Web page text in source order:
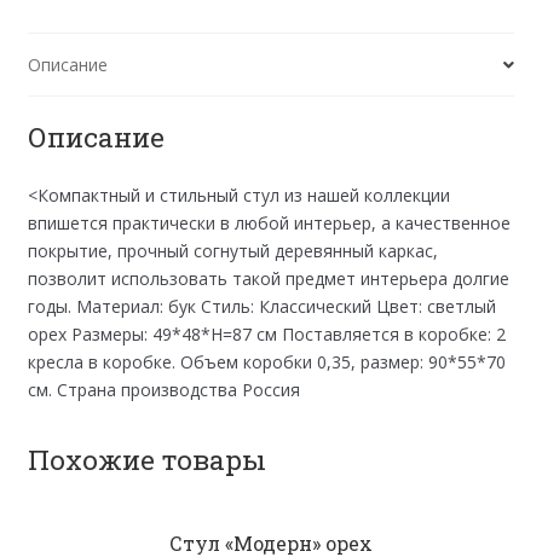
Описание
Описание
<Компактный и стильный стул из нашей коллекции
впишется практически в любой интерьер, а качественное
покрытие, прочный согнутый деревянный каркас,
позволит использовать такой предмет интерьера долгие
годы. Материал: бук Стиль: Классический Цвет: светлый
орех Размеры: 49*48*Н=87 см Поставляется в коробке: 2
кресла в коробке. Объем коробки 0,35, размер: 90*55*70
см. Страна производства Россия
Похожие товары
Стул «Модерн» орех